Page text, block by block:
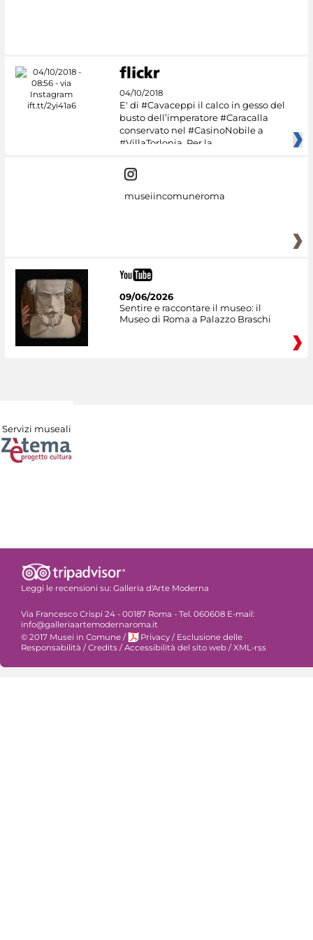
04/10/2018
E' di #Cavaceppi il calco in gesso del
busto dell’imperatore #Caracalla
conservato nel #CasinoNobile a
#VillaTorlonia. Per la
museiincomuneroma
09/06/2026
Sentire e raccontare il museo: il
Museo di Roma a Palazzo Braschi
Servizi museali
Leggi le recensioni su: Galleria d'Arte Moderna
Via Francesco Crispi 24 - 00187 Roma - Tel. 060608 E-mail:
info@galleriaartemodernaroma.it
© 2017 Musei in Comune / Privacy / Esclusione delle
Responsabilità /Credits /Accessibilità del sito web /XML-rss